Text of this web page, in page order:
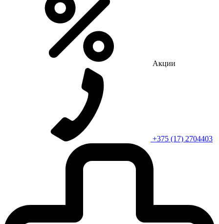
Акции
+375 (17) 2704403